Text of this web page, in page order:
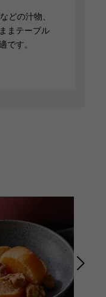
どの汁物、
まテーブル
です。